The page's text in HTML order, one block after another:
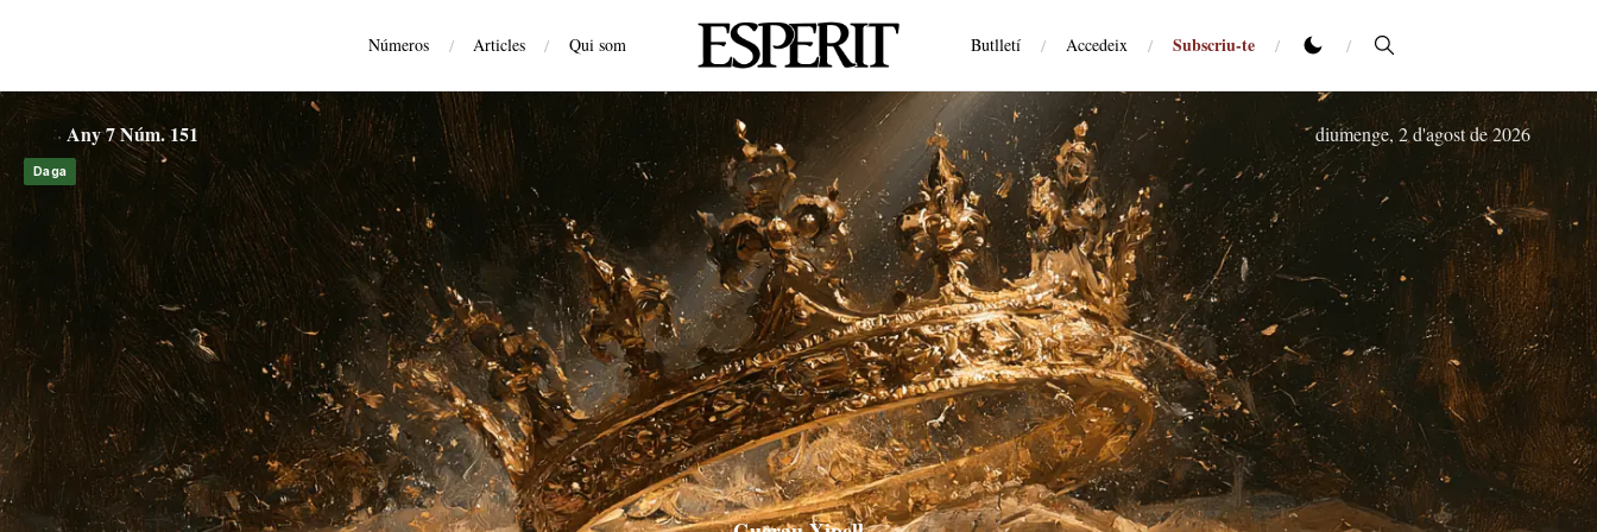
Números / Articles / Qui som Butlletí / Accedeix / Subscriu-te / /
Any 7 Núm. 151 diumenge, 2 d'agost de 2026
Quan la política explica la història
Daga